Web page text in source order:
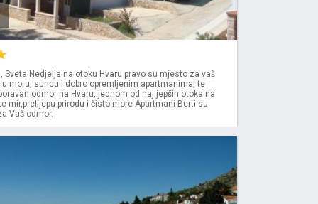
Sveta Nedjelja na otoku Hvaru pravo su mjesto za vaš
u moru, suncu i dobro opremljenim apartmanima, te
odmor na Hvaru, jednom od najljepših otoka na
mir,prelijepu prirodu i čisto more Apartmani Berti su
Vaš odmor.